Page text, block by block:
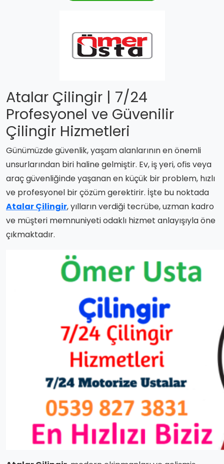
Atalar Çilingir | 7/24
Profesyonel ve Güvenilir
Çilingir Hizmetleri
Günümüzde güvenlik, yaşam alanlarının en önemli
unsurlarından biri haline gelmiştir. Ev, iş yeri, ofis veya
araç güvenliğinde yaşanan en küçük bir problem, hızlı
ve profesyonel bir çözüm gerektirir. İşte bu noktada
Atalar Çilingir, yılların verdiği tecrübe, uzman kadro
ve müşteri memnuniyeti odaklı hizmet anlayışıyla öne
çıkmaktadır.